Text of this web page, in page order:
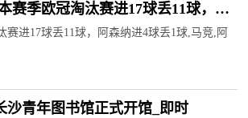
赛季欧冠淘汰赛进17球丢11球，阿
赛进17球丢11球，阿森纳进4球丢1球,马竞,阿
沙青年图书馆正式开馆_即时